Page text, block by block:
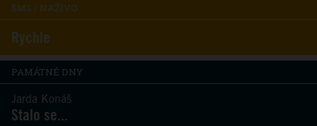
SMS / NAŽIVO
Rychle
PAMÁTNÉ DNY
Jarda Konáš
Stalo se...